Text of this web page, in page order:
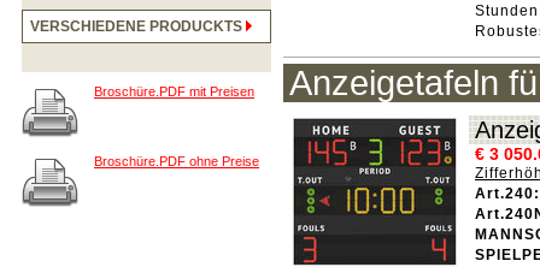
Anzeigetafeln
€ 3
VERSCHIEDENE PRODUCKTS
Broschüre.PDF mit Preisen
Broschüre.PDF ohne Preise